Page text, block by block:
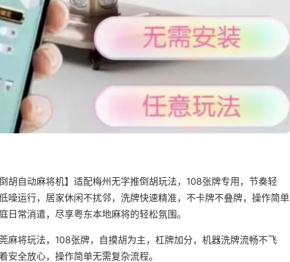
胡自动麻将机】适配梅州无字推倒胡玩法，108张牌专用，节奏轻
噪运行，居家休闲不扰邻，洗牌快速精准，不卡牌不叠牌，操作简单
日常消遣，尽享粤东本地麻将的轻松氛围。
麻将玩法，108张牌，自摸胡为主，杠牌加分，机器洗牌流畅不飞
安全放心，操作简单无需复杂流程。